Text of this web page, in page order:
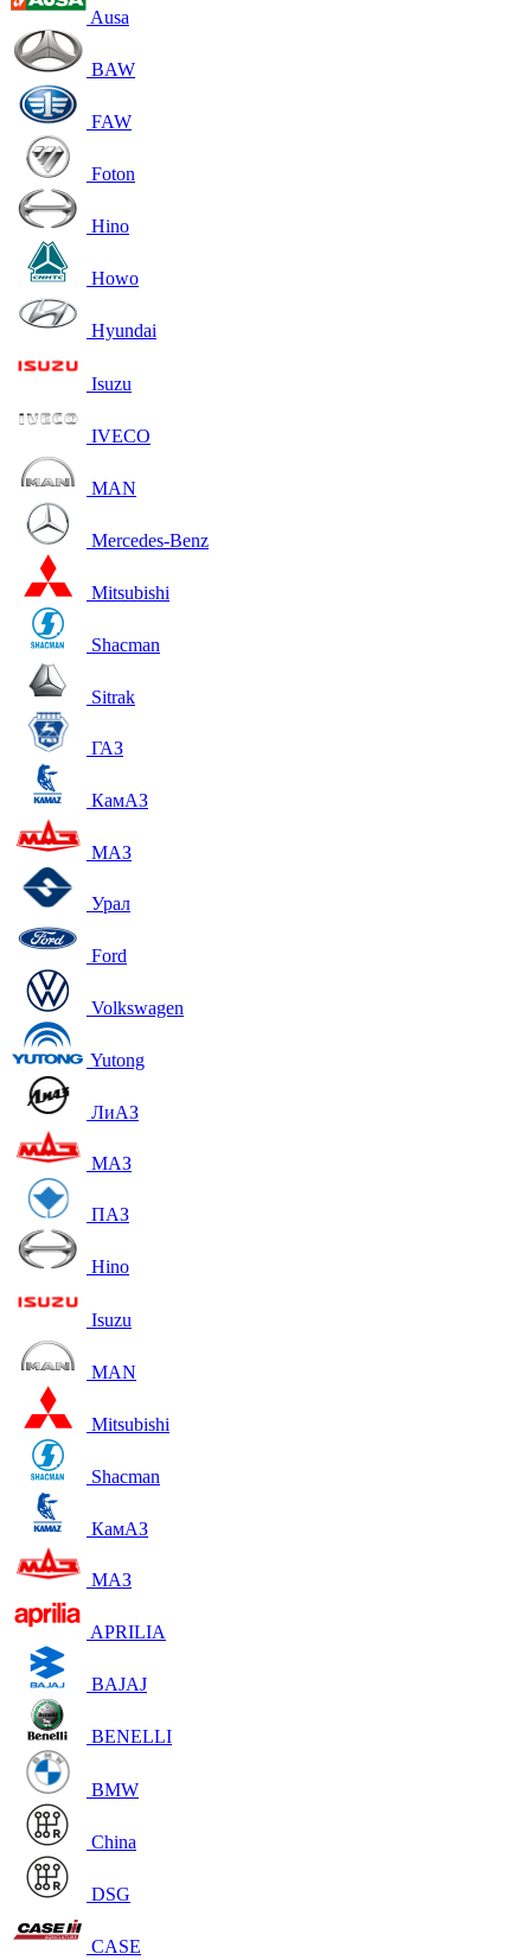
Ausa
BAW
FAW
Foton
Hino
Howo
Hyundai
Isuzu
IVECO
MAN
Mercedes-Benz
Mitsubishi
Shacman
Sitrak
ГАЗ
КамАЗ
МАЗ
Урал
Ford
Volkswagen
Yutong
ЛиАЗ
МАЗ
ПАЗ
Hino
Isuzu
MAN
Mitsubishi
Shacman
КамАЗ
МАЗ
APRILIA
BAJAJ
BENELLI
BMW
China
DSG
CASE